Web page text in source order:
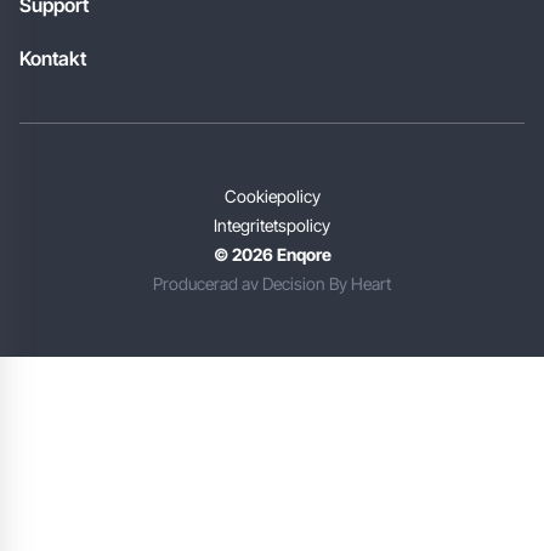
Support
Kontakt
© 2026 Enqore
Producerad av Decision By Heart
Cookiepolicy
Integritetspolicy